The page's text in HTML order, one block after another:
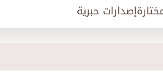
إصدارات حبرية